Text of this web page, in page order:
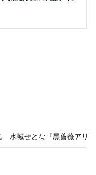
水城せとな『黒薔薇アリ